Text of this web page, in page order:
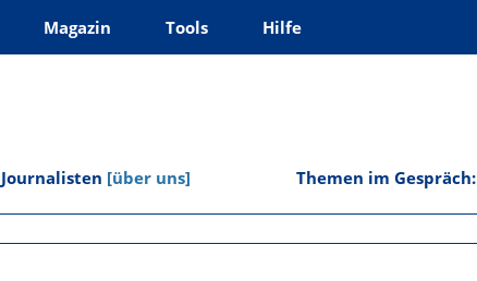
Magazin Tools Hilfe
[über uns] Themen im Gespräch: